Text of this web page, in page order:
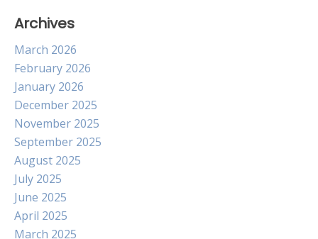
Archives
March 2026
February 2026
January 2026
December 2025
November 2025
September 2025
August 2025
July 2025
June 2025
April 2025
March 2025